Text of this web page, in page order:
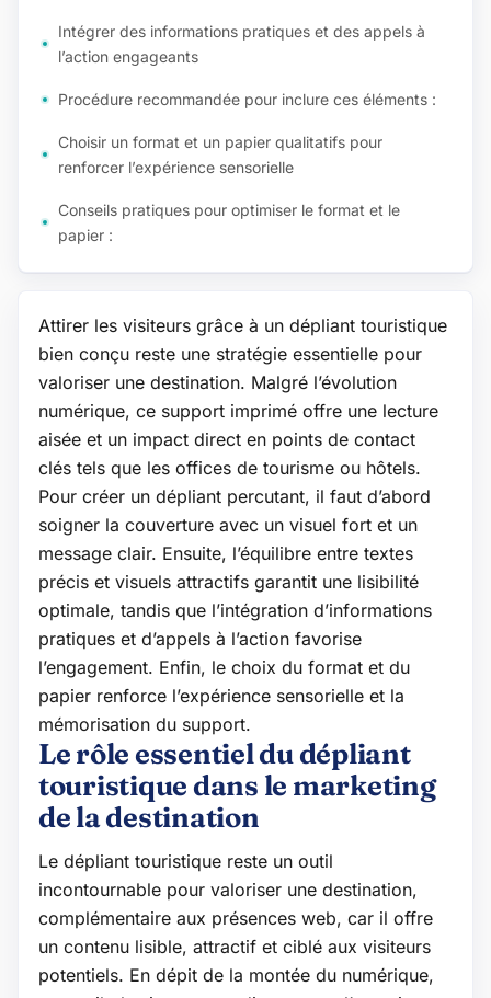
Intégrer des informations pratiques et des appels à
l’action engageants
Procédure recommandée pour inclure ces éléments :
Choisir un format et un papier qualitatifs pour
renforcer l’expérience sensorielle
Conseils pratiques pour optimiser le format et le
papier :
Attirer les visiteurs grâce à un dépliant touristique
bien conçu reste une stratégie essentielle pour
valoriser une destination. Malgré l’évolution
numérique, ce support imprimé offre une lecture
aisée et un impact direct en points de contact
clés tels que les offices de tourisme ou hôtels.
Pour créer un dépliant percutant, il faut d’abord
soigner la couverture avec un visuel fort et un
message clair. Ensuite, l’équilibre entre textes
précis et visuels attractifs garantit une lisibilité
optimale, tandis que l’intégration d’informations
pratiques et d’appels à l’action favorise
l’engagement. Enfin, le choix du format et du
papier renforce l’expérience sensorielle et la
mémorisation du support.
Le rôle essentiel du dépliant
touristique dans le marketing
de la destination
Le dépliant touristique reste un outil
incontournable pour valoriser une destination,
complémentaire aux présences web, car il offre
un contenu lisible, attractif et ciblé aux visiteurs
potentiels. En dépit de la montée du numérique,